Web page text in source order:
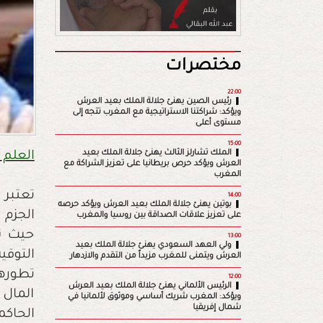
حيث
مختصرات
22:00
رئيس الصين يهنئ جلالة الملك بعيد العرش
ويؤكد: شراكتنا الاستراتيجية مع المغرب تتجه إلى
مستوى أعلى
15:00
الملك تشارلز الثالث يهنئ جلالة الملك بعيد
العرش ويؤكد حرص بريطانيا على تعزيز الشراكة مع
المغرب
14:00
بوتين يهنئ جلالة الملك بعيد العرش ويؤكد حرصه
على تعزيز علاقات الصداقة بين روسيا والمغرب
13:00
ولي العهد السعودي يهنئ جلالة الملك بعيد
العرش ويتمنى للمغرب مزيداً من التقدم والازدهار
12:00
الرئيس الألماني يهنئ جلالة الملك بعيد العرش
ويؤكد: المغرب شريك أساسي وموثوق لألمانيا في
شمال إفريقيا